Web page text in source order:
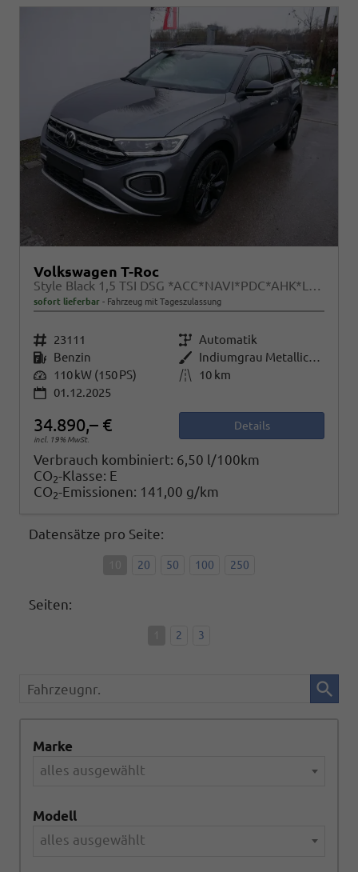
Volkswagen T-Roc
Style Black 1,5 TSI DSG *ACC*NAVI*PDC*AHK*LED*KAMERA*TEMPOMAT*19-ZOLL
sofort lieferbar Fahrzeug mit Tageszulassung
Fahrzeugnr. 23111 Getriebe Automatik
Kraftstoff Benzin Außenfarbe
Indiumgrau Metallic/Dach schwarz
Leistung 110 kW (150 PS) Kilometerstand
10 km
01.12.2025
34.890,– €
incl. 19% MwSt.
Details
Verbrauch kombiniert: 6,50 l/100km
CO2-Klasse: E
CO2-Emissionen: 141,00 g/km
Datensätze pro Seite:
20 50 100 250
Seiten:
2 3
Fahrzeugnr.
Marke
alles ausgewählt
Modell
alles ausgewählt